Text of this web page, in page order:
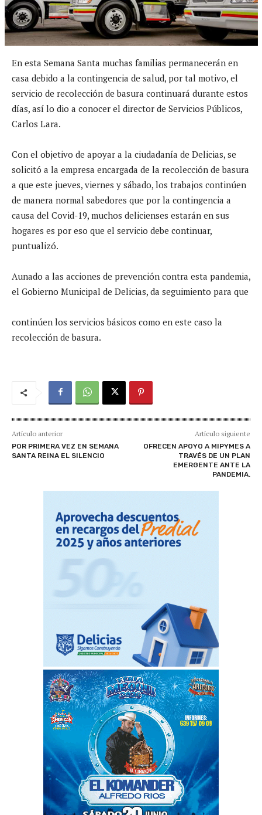
En esta Semana Santa muchas familias permanecerán en
casa debido a la contingencia de salud, por tal motivo, el
servicio de recolección de basura continuará durante estos
días, así lo dio a conocer el director de Servicios Públicos,
Carlos Lara.
Con el objetivo de apoyar a la ciudadanía de Delicias, se
solicitó a la empresa encargada de la recolección de basura
a que este jueves, viernes y sábado, los trabajos continúen
de manera normal sabedores que por la contingencia a
causa del Covid-19, muchos delicienses estarán en sus
hogares es por eso que el servicio debe continuar,
puntualizó.
Aunado a las acciones de prevención contra esta pandemia,
el Gobierno Municipal de Delicias, da seguimiento para que
continúen los servicios básicos como en este caso la
recolección de basura.
Artículo anterior
POR PRIMERA VEZ EN SEMANA
SANTA REINA EL SILENCIO
Artículo siguiente
OFRECEN APOYO A MIPYMES A
TRAVÉS DE UN PLAN
EMERGENTE ANTE LA
PANDEMIA.